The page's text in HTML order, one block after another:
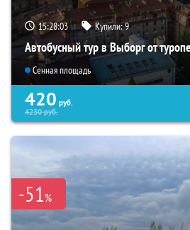
15:28:02 Купили:9
Автобусный тур в Выборг от
Сенная площадь
420 руб.
4230руб.
-51%